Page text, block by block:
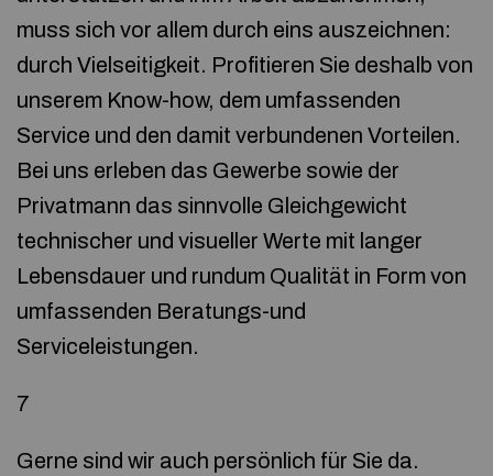
muss sich vor allem durch eins auszeichnen:
durch Vielseitigkeit. Profitieren Sie deshalb von
unserem Know-how, dem umfassenden
Service und den damit verbundenen Vorteilen.
Bei uns erleben das Gewerbe sowie der
Privatmann das sinnvolle Gleichgewicht
technischer und visueller Werte mit langer
Lebensdauer und rundum Qualität in Form von
umfassenden Beratungs-und
Serviceleistungen.
7
Gerne sind wir auch persönlich für Sie da.